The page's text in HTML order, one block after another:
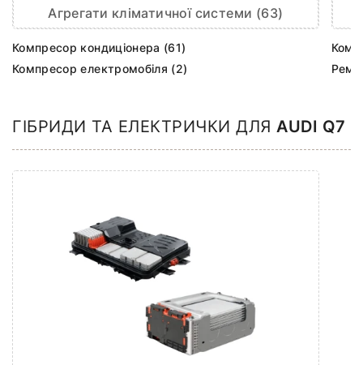
Агрегати кліматичної системи (63)
Компресор кондиціонера (61)
Компресор електромобіля (2)
ГІБРИДИ ТА ЕЛЕКТРИЧКИ ДЛЯ AUDI Q7